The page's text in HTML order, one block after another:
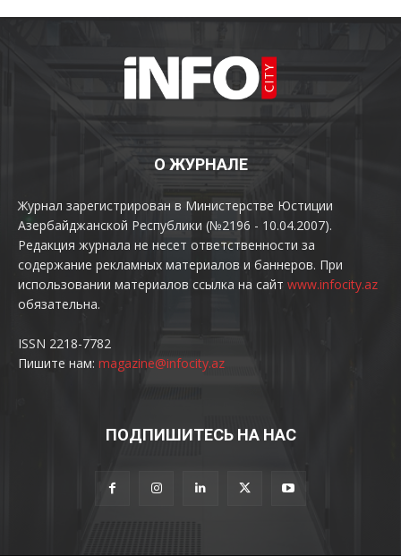
О ЖУРНАЛЕ
Журнал зарегистрирован в Министерстве Юстиции
Азербайджанской Республики (№2196 - 10.04.2007).
Редакция журнала не несет ответственности за
содержание рекламных материалов и баннеров. При
использовании материалов ссылка на сайт www.infocity.az
обязательна.
ISSN 2218-7782
Пишите нам: magazine@infocity.az
ПОДПИШИТЕСЬ НА НАС